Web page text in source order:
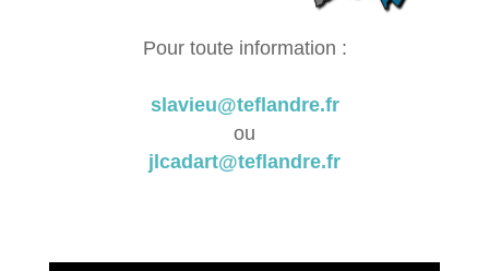
Pour toute information :
slavieu@teflandre.fr
ou
jl cadart@teflandre.fr